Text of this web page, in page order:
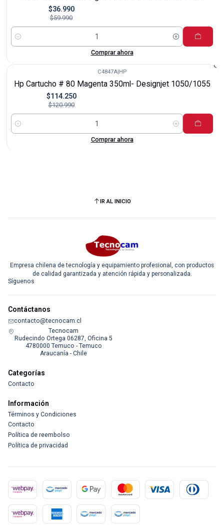
$36.990
$59.990
Cantidad
Comprar ahora
C4847A HP
Hp Cartucho # 80 Magenta 350ml- Designjet 1050/1055
$114.250
$120.990
Cantidad
Comprar ahora
IR AL INICIO
Empresa chilena de tecnología y equipamiento profesional, con productos
de calidad garantizada y atención rápida y personalizada.
Síguenos
Contáctanos
contacto@tecnocam.cl
Tecnocam
Rudecindo Ortega 06287, Oficina 5
4780000 Temuco - Temuco
Araucanía - Chile
Categorías
Contacto
Información
Términos y Condiciones
Contacto
Política de reembolso
Política de privacidad